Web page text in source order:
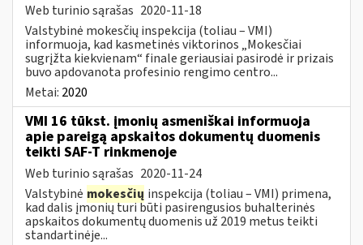
Web turinio sąrašas 2020-11-18
Valstybinė mokesčių inspekcija (toliau – VMI)
informuoja, kad kasmetinės viktorinos „Mokesčiai
sugrįžta kiekvienam“ finale geriausiai pasirodė ir prizais
buvo apdovanota profesinio rengimo centro...
Metai: 2020
VMI 16 tūkst. įmonių asmeniškai informuoja
apie pareigą apskaitos dokumentų duomenis
teikti SAF-T rinkmenoje
Web turinio sąrašas 2020-11-24
Valstybinė mokesčių inspekcija (toliau – VMI) primena,
kad dalis įmonių turi būti pasirengusios buhalterinės
apskaitos dokumentų duomenis už 2019 metus teikti
standartinėje...